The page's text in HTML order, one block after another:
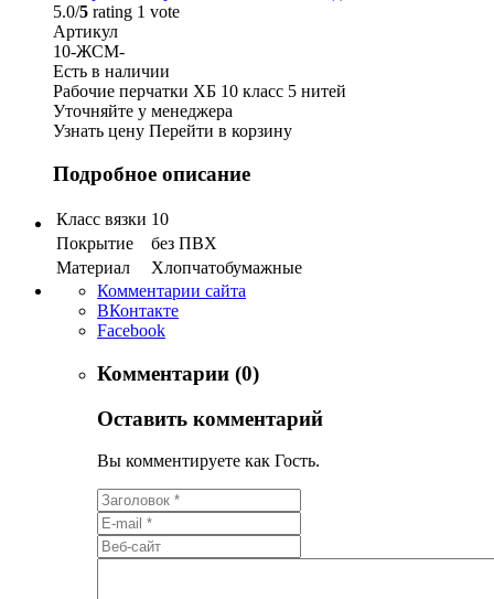
5.0/5 rating 1 vote
Артикул
10-ЖСМ-
Есть в наличии
Рабочие перчатки ХБ 10 класс 5 нитей
Уточняйте у менеджера
Узнать цену Перейти в корзину
Подробное описание
Класс вязки 10
Покрытие
без ПВХ
Материал
Хлопчатобумажные
Комментарии сайта
ВКонтакте
Facebook
Комментарии (0)
Оставить комментарий
Вы комментируете как Гость.